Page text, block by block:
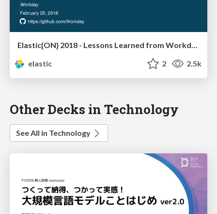
Elastic{ON} 2018 - Lessons Learned from Workday's Search Application Journey from POC to Production
elastic
2 2.5k
Other Decks in Technology
See All in Technology